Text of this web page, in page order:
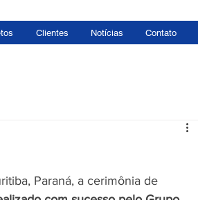
Clientes Notícias Contato
Paraná, a cerimônia de